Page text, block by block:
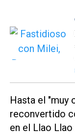
Hasta el "muy
reconvertido
en el Llao